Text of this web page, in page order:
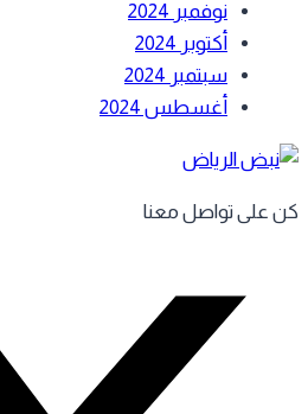
نوفمبر 2024
أكتوبر 2024
سبتمبر 2024
أغسطس 2024
على تواصل معنا